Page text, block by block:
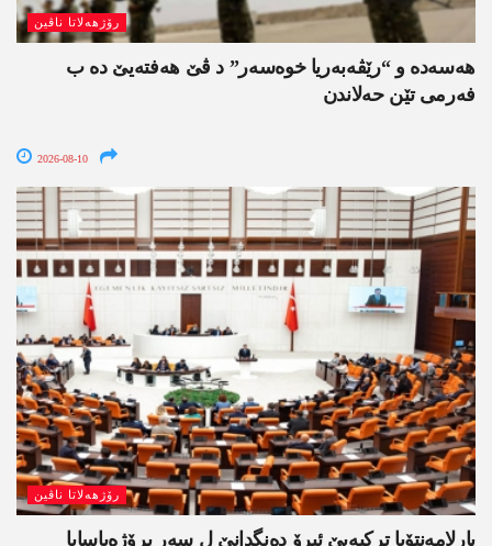
رۆژھەلاتا ناڤین
هەسەدە و “رێڤەبەریا خوەسەر” د ڤێ ھەفتەیێ دە ب
فەرمی تێن حەلاندن
2026-08-10
رۆژھەلاتا ناڤین
پارلامەنتۆیا ترکیەیێ ئیرۆ دەنگدانێ ل سەر پرۆژەیاسایا